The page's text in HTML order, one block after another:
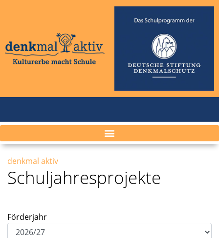
denkmal aktiv
Schuljahresprojekte
Förder­jahr